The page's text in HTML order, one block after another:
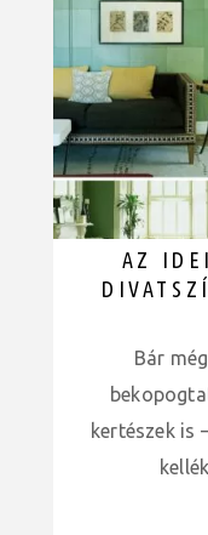
AZ
Bár
kertészek is